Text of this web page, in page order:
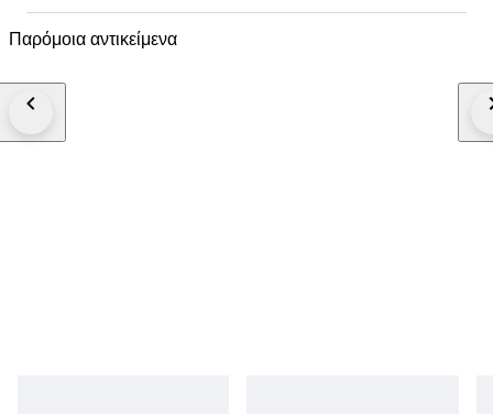
benzine in verband met eisen van de transporteur.
Παρόμοια αντικείμενα